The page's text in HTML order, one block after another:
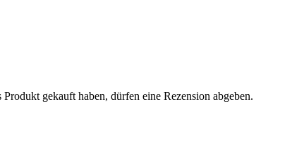
gekauft haben, dürfen eine Rezension abgeben.